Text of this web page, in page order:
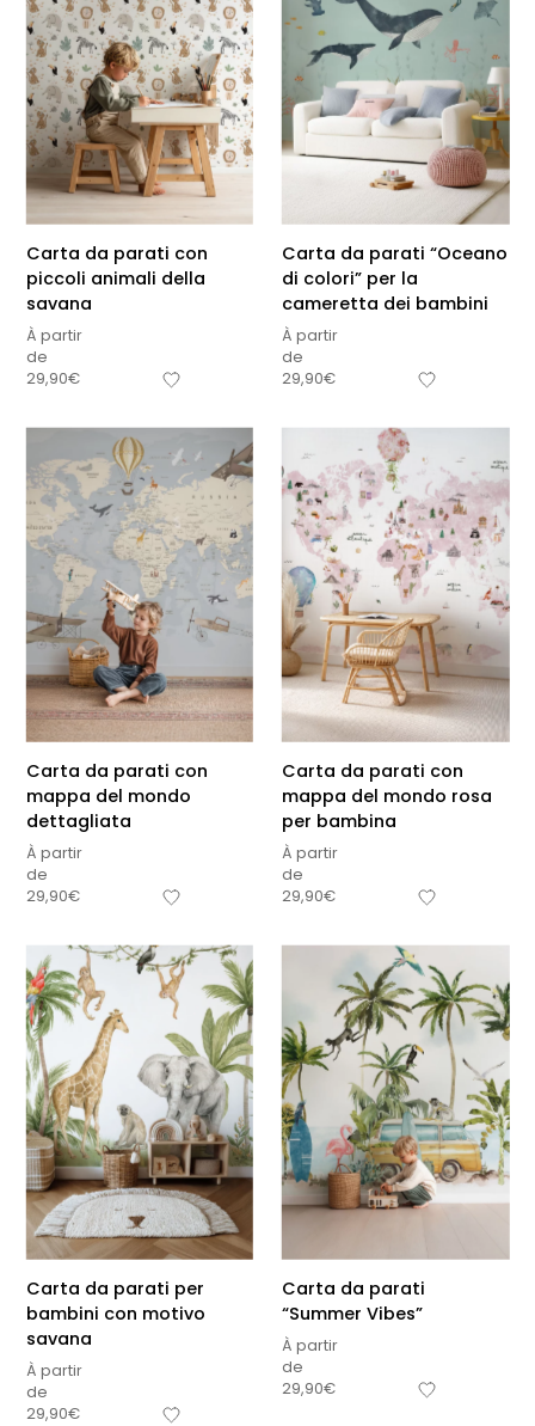
Carta da parati con
piccoli animali della
savana
À partir
de
29,90€
Carta da parati “Oceano
di colori” per la
cameretta dei bambini
À partir
de
29,90€
Carta da parati con
mappa del mondo
dettagliata
À partir
de
29,90€
Carta da parati con
mappa del mondo rosa
per bambina
À partir
de
29,90€
Carta da parati per
bambini con motivo
savana
À partir
de
29,90€
Carta da parati
“Summer Vibes”
À partir
de
29,90€